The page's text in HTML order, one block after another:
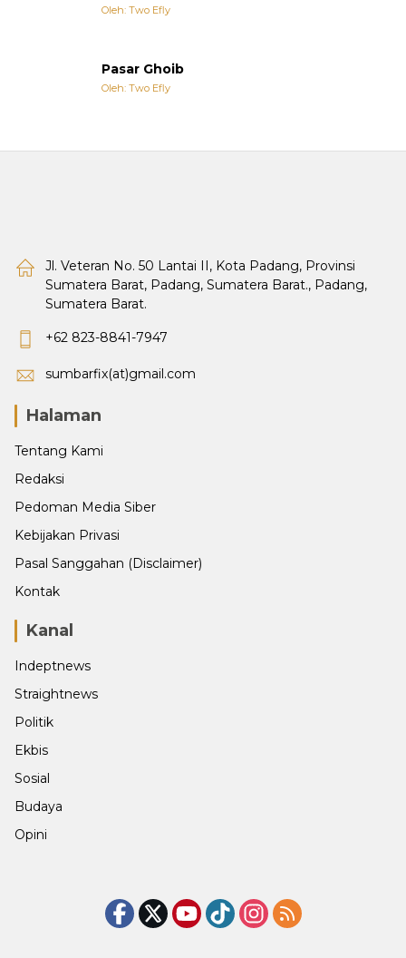
Oleh: Two Efly
Pasar Ghoib
Oleh: Two Efly
Jl. Veteran No. 50 Lantai II, Kota Padang, Provinsi
Sumatera Barat, Padang, Sumatera Barat., Padang,
Sumatera Barat.
+62 823-8841-7947
sumbarfix(at)gmail.com
Halaman
Tentang Kami
Redaksi
Pedoman Media Siber
Kebijakan Privasi
Pasal Sanggahan (Disclaimer)
Kontak
Kanal
Indeptnews
Straightnews
Politik
Ekbis
Sosial
Budaya
Opini